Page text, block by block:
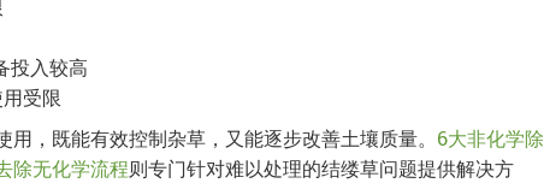
投入较高
受限
，既能有效控制杂草，又能逐步改善土壤质量。 6大非化学除
除无化学流程则专门针对难以处理的结缕草问题提供解决方